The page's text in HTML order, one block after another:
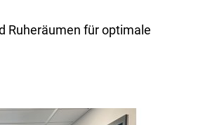
Ruheräumen für optimale